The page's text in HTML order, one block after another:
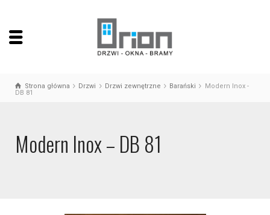
Strona główna Drzwi Drzwi zewnętrzne Barański
Modern Inox -
DB 81
Modern Inox – DB 81